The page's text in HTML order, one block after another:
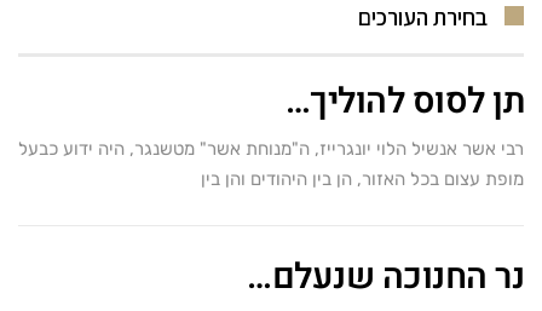
בחירת העורכים
תן לסוס להוליך…
רבי אשר אנשיל הלוי יונגרייז, ה"מנוחת אשר" מטשנגר, היה ידוע כבעל
מופת עצום בכל האזור, הן בין היהודים והן בין
נר החנוכה שנעלם…